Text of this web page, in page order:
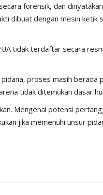
forensik, dan
dibuat dengan mesin
tidak terdaftar secara
proses masih berada
tidak ditemukan dasar
Mengenai potensi
jika memenuhi unsur